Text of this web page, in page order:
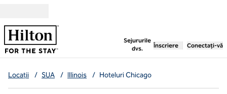
Sejururile
dvs.
, deschide o filă nouă
Înscriere Conectați-vă
Locații / SUA / Illinois / Hoteluri Chicago